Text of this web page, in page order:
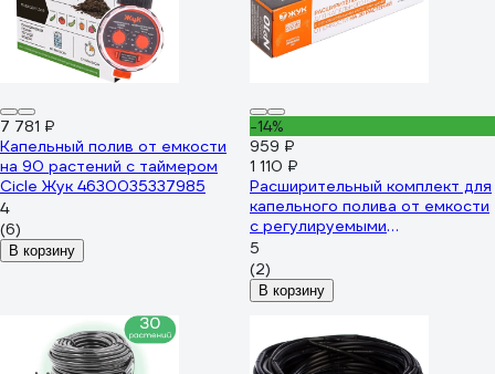
7 781 ₽
Капельный полив от емкости
на 90 растений с таймером
Cicle Жук 4630035337985
4
(6)
В корзину
-14%
959 ₽
1 110 ₽
Расширительный комплект для
капельного полива от емкости
c регулируемыми
капельницами Жук 7329-00
4630035337329
5
(2)
В корзину